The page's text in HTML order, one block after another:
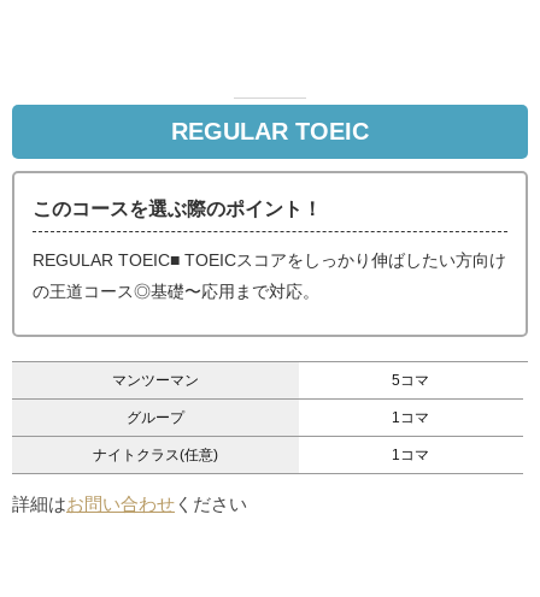
REGULAR TOEIC
このコースを選ぶ際のポイント！
REGULAR TOEIC■ TOEICスコアをしっかり伸ばしたい方向け
の王道コース◎基礎〜応用まで対応。
マンツーマン 5コマ
グループ 1コマ
ナイトクラス(任意) 1コマ
詳細はお問い合わせ ください